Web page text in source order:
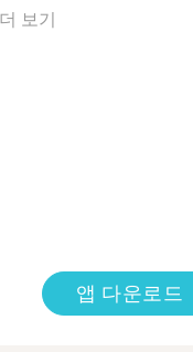
더 보기
앱 다운로드